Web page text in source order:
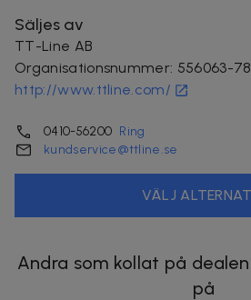
Säljes av
TT-Line AB
Organisationsnummer: 556063-
http://www.ttline.com/
0410-56200 Ring
kundservice@ttline.se
VÄLJ
Andra som kollat på
på